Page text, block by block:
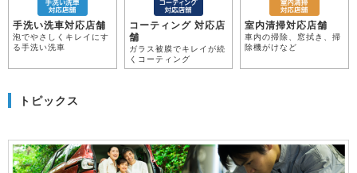
手洗い洗車対応店舗
泡でやさしくキレイにす
る手洗い洗車
コーティング 対応店
舗
ガラス被膜でキレイが続
くコーティング
室内清掃対応店舗
車内の掃除、窓拭き、掃
除機がけなど
トピックス